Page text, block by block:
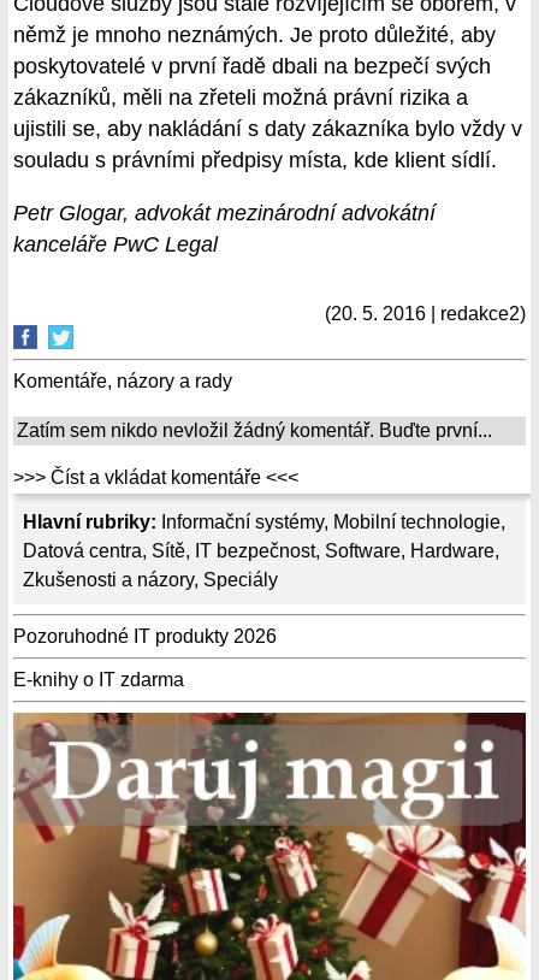
Hlavní rubriky: Informační systémy, Mobilní technologie,
Datová centra, Sítě, IT bezpečnost, Software, Hardware,
Zkušenosti a názory, Speciály
Pozoruhodné IT produkty 2026
E-knihy o IT zdarma
němž je mnoho neznámých. Je proto důležité, aby
poskytovatelé v první řadě dbali na bezpečí svých
zákazníků, měli na zřeteli možná právní rizika a
ujistili se, aby nakládání s daty zákazníka bylo vždy v
souladu s právními předpisy místa, kde klient sídlí.
Petr Glogar, advokát mezinárodní advokátní
kanceláře PwC Legal
(20. 5. 2016 | redakce2)
Komentáře, názory a rady
Zatím sem nikdo nevložil žádný komentář. Buďte první...
>>> Číst a vkládat komentáře <<<